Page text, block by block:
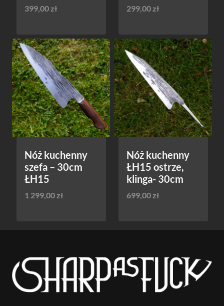
399,00 zł 299,00 zł
Nóż kuchenny
szefa – 30cm
ŁH15
1 299,00 zł
Nóż kuchenny
ŁH15 ostrze,
klinga- 30cm
699,00 zł